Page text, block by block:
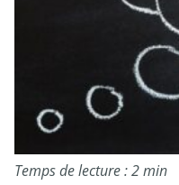
Temps de lecture : 2 min